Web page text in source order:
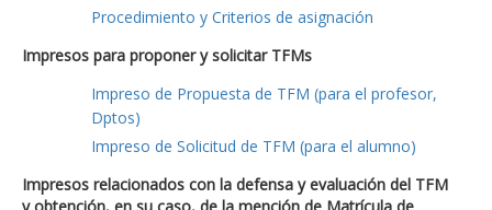
Procedimiento y Criterios de asignación
Impresos para proponer y solicitar TFMs
Impreso de Propuesta de TFM (para el profesor,
Dptos)
Impreso de Solicitud de TFM (para el alumno)
Impresos relacionados con la defensa y evaluación del TFM